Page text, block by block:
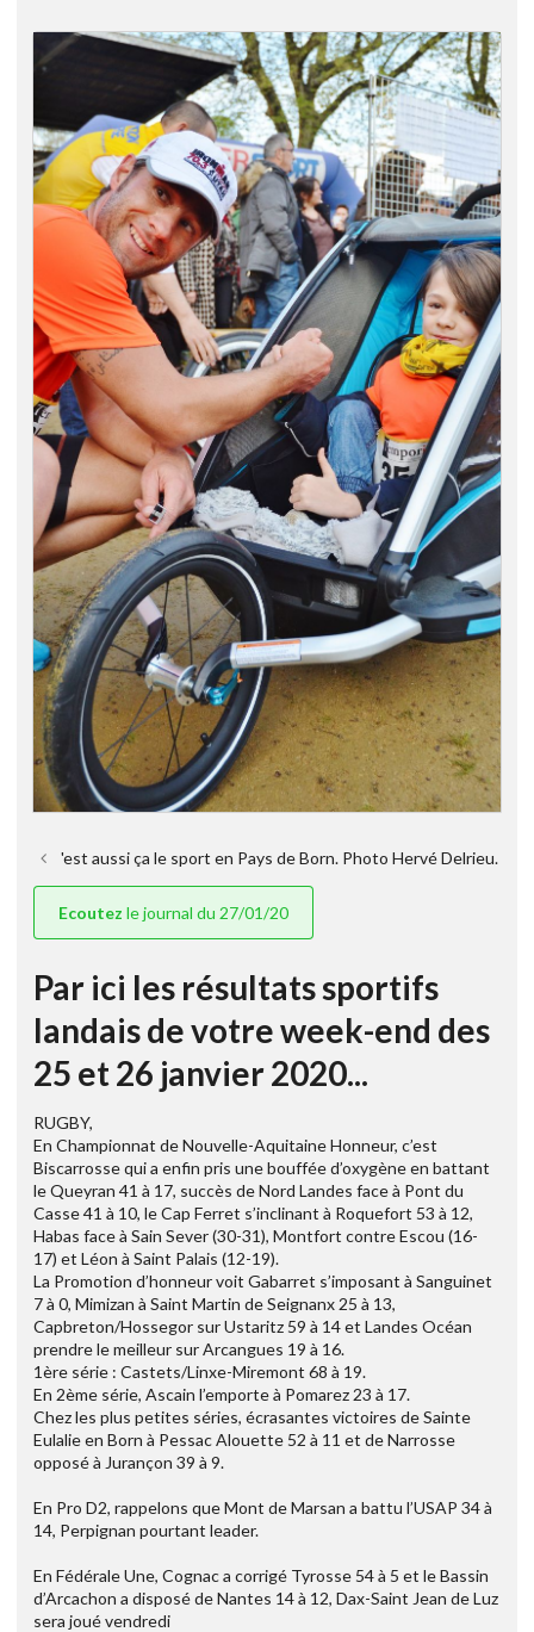
'est aussi ça le sport en Pays de Born. Photo Hervé Delrieu.
Ecoutez le journal du 27/01/20
Par ici les résultats sportifs
landais de votre week-end des
25 et 26 janvier 2020...
RUGBY,
En Championnat de Nouvelle-Aquitaine Honneur, c’est
Biscarrosse qui a enfin pris une bouffée d’oxygène en battant
le Queyran 41 à 17, succès de Nord Landes face à Pont du
Casse 41 à 10, le Cap Ferret s’inclinant à Roquefort 53 à 12,
Habas face à Sain Sever (30-31), Montfort contre Escou (16-
17) et Léon à Saint Palais (12-19).
La Promotion d’honneur voit Gabarret s’imposant à Sanguinet
7 à 0, Mimizan à Saint Martin de Seignanx 25 à 13,
Capbreton/Hossegor sur Ustaritz 59 à 14 et Landes Océan
prendre le meilleur sur Arcangues 19 à 16.
1ère série : Castets/Linxe-Miremont 68 à 19.
En 2ème série, Ascain l’emporte à Pomarez 23 à 17.
Chez les plus petites séries, écrasantes victoires de Sainte
Eulalie en Born à Pessac Alouette 52 à 11 et de Narrosse
opposé à Jurançon 39 à 9.
En Pro D2, rappelons que Mont de Marsan a battu l’USAP 34 à
14, Perpignan pourtant leader.
En Fédérale Une, Cognac a corrigé Tyrosse 54 à 5 et le Bassin
d’Arcachon a disposé de Nantes 14 à 12, Dax-Saint Jean de Luz
sera joué vendredi